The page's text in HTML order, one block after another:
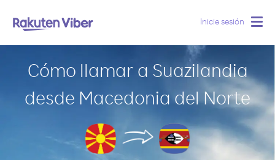
Inicie sesión
Cómo llamar a Suazilandia
desde Macedonia del Norte